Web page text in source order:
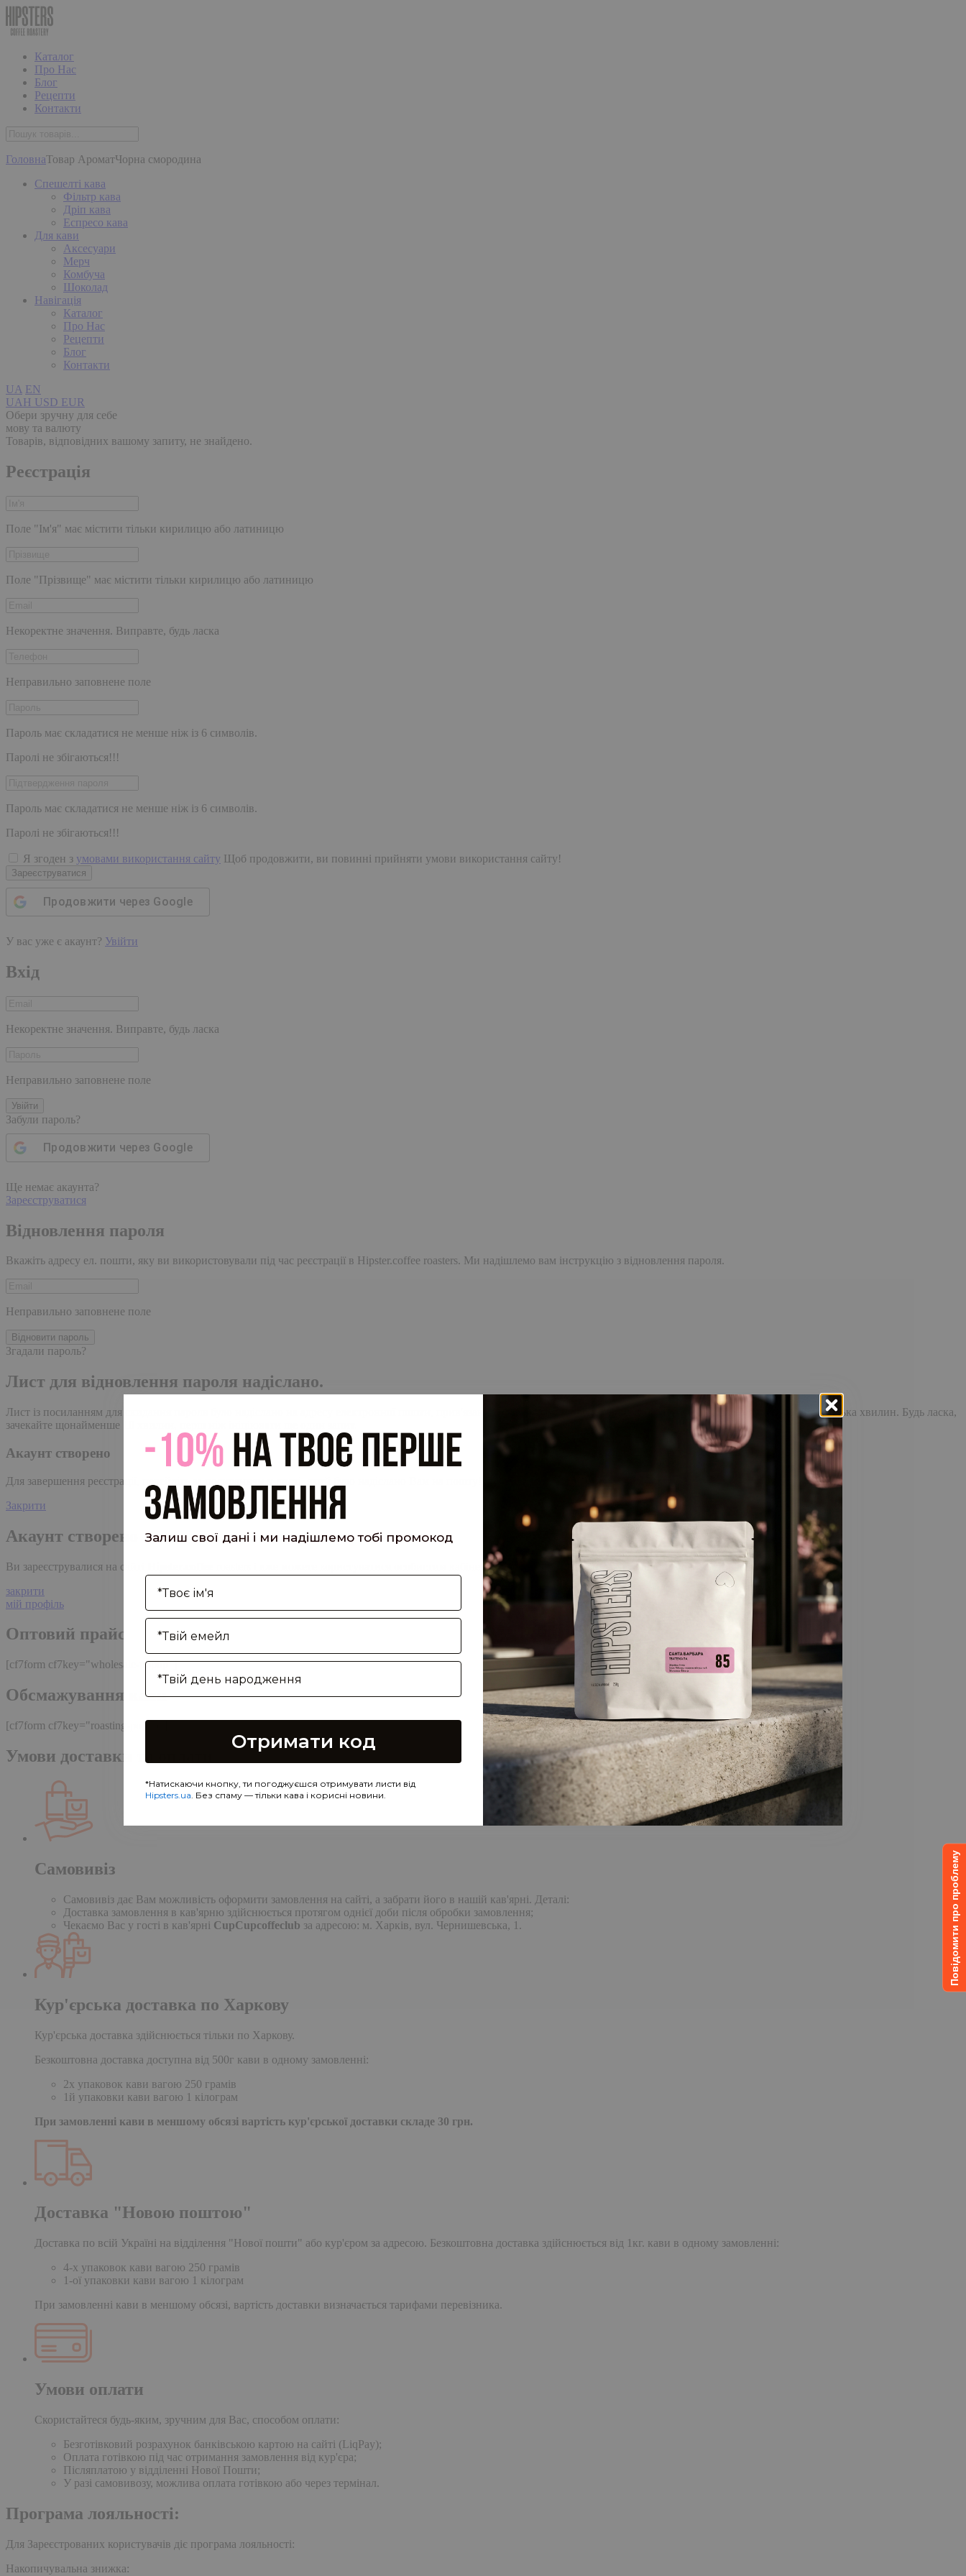
Повідомити про проблему
Каталог
Про Нас
Блог
Рецепти
Контакти
ГоловнаТовар АроматЧорна смородина
Спешелті кава
Фільтр кава
Дріп кава
Еспресо кава
Для кави
Аксесуари
Мерч
Комбуча
Шоколад
Навігація
Каталог
Про Нас
Рецепти
Блог
Контакти
UA EN
UAH USD EUR
Обери зручну для себе
мову та валюту
Товарів, відповідних вашому запиту, не знайдено.
Реєстрація
Поле "Ім'я" має містити тільки кирилицю або латиницю
Поле "Прізвище" має містити тільки кирилицю або латиницю
Некоректне значення. Виправте, будь ласка
Неправильно заповнене поле
Пароль має складатися не менше ніж із 6 символів.
Паролі не збігаються!!!
Пароль має складатися не менше ніж із 6 символів.
Паролі не збігаються!!!
Я згоден з умовами використання сайту Щоб продовжити, ви повинні прийняти умови використання сайту!
Зареєструватися
Продовжити через Google
У вас уже є акаунт? Увійти
Вхід
Некоректне значення. Виправте, будь ласка
Неправильно заповнене поле
Увійти
Забули пароль?
Продовжити через Google
Ще немає акаунта?
Зареєструватися
Відновлення пароля
Вкажіть адресу ел. пошти, яку ви використовували під час реєстрації в Hipster.coffee roasters. Ми надішлемо вам інструкцію з відновлення пароля.
Неправильно заповнене поле
Відновити пароль
Згадали пароль?
Лист для відновлення пароля надіслано.
Лист із посиланням для скидання пароля було надіслано на адресу електронної пошти, прив'язану до вашого облікового запису, доставка повідомлення може зайняти кілька хвилин. Будь ласка,
зачекайте щонайменше 10 хвилин, перш ніж ініціювати ще один запит.
Акаунт створено
Для завершення реєстрації, перейдіть за посиланням у листі, який було надіслано Вам на пошту!
Закрити
Акаунт створено
Ви зареєструвалися на сайті
roasters і вже можете користуватися особистим кабінетом, щоб отримувати знижки та відстежувати історію замовлень!
закрити
мій профіль
Оптовий прайс
[cf7form cf7key="wholesale-popup"]
Обсмажування кави
[cf7form cf7key="roasting-popup"]
Умови доставки та оплати
Самовивіз
Самовивіз дає Вам можливість оформити замовлення на сайті, а забрати його в нашій кав'ярні. Деталі:
Доставка замовлення в кав'ярню здійснюється протягом однієї доби після обробки замовлення;
Чекаємо Вас у гості в кав'ярні CupCupcoffeclub за адресою: м. Харків, вул. Чернишевська, 1.
Кур'єрська доставка по Харкову
Кур'єрська доставка здійснюється тільки по Харкову.
Безкоштовна доставка доступна від 500г кави в одному замовленні:
2х упаковок кави вагою 250 грамів
1й упаковки кави вагою 1 кілограм
При замовленні кави в меншому обсязі вартість кур'єрської доставки складе 30 грн.
Доставка "Новою поштою"
Доставка по всій Україні на відділення "Нової пошти" або кур'єром за адресою. Безкоштовна доставка здійснюється від 1кг. кави в одному замовленні:
4-х упаковок кави вагою 250 грамів
1-ої упаковки кави вагою 1 кілограм
При замовленні кави в меншому обсязі, вартість доставки визначається тарифами перевізника.
Умови оплати
Скористайтеся будь-яким, зручним для Вас, способом оплати:
Безготівковий розрахунок банківською картою на сайті (LiqPay);
Оплата готівкою під час отримання замовлення від кур'єра;
Післяплатою у відділенні Нової Пошти;
У разі самовивозу, можлива оплата готівкою або через термінал.
Програма лояльності:
Для Зареєстрованих користувачів діє програма лояльності:
Накопичувальна знижка:
Залиш свої дані і ми надішлемо тобі промокод
І'мя
Enter your email address
Birthday
Отримати код
*Натискаючи кнопку, ти погоджуєшся отримувати листи від
Hipsters.ua. Без спаму — тільки кава і корисні новини.